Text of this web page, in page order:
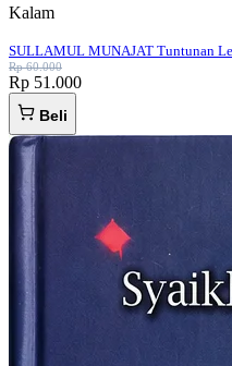
Kalam
SULLAMUL MUNAJAT Tuntunan
Rp 60.000
Rp 51.000
Beli